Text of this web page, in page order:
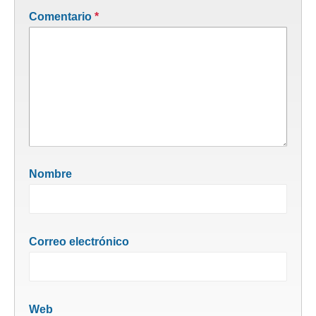
Comentario *
Nombre
Correo electrónico
Web